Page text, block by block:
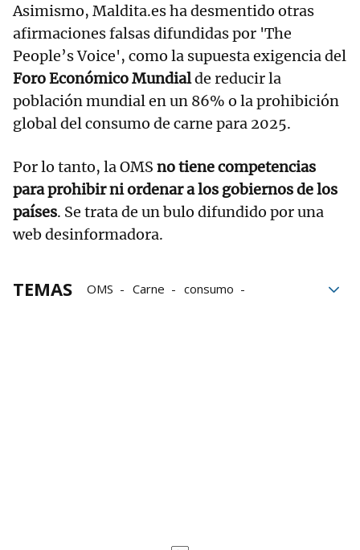
Asimismo, Maldita.es ha desmentido otras
afirmaciones falsas difundidas por 'The
People’s Voice', como la supuesta exigencia del
Foro Económico Mundialde reducir la
población mundial en un 86% o la prohibición
global del consumo de carne para 2025.
Por lo tanto, la OMS no tiene competencias
para prohibir ni ordenar a los gobiernos de los
países. Se trata de un bulo difundido por una
web desinformadora.
TEMAS OMS Carne
consumo